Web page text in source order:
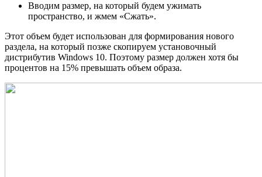
Вводим размер, на который будем ужимать
пространство, и жмем «Сжать».
Этот объем будет использован для формирования нового
раздела, на который позже скопируем установочный
дистрибутив Windows 10. Поэтому размер должен хотя бы
процентов на 15% превышать объем образа.